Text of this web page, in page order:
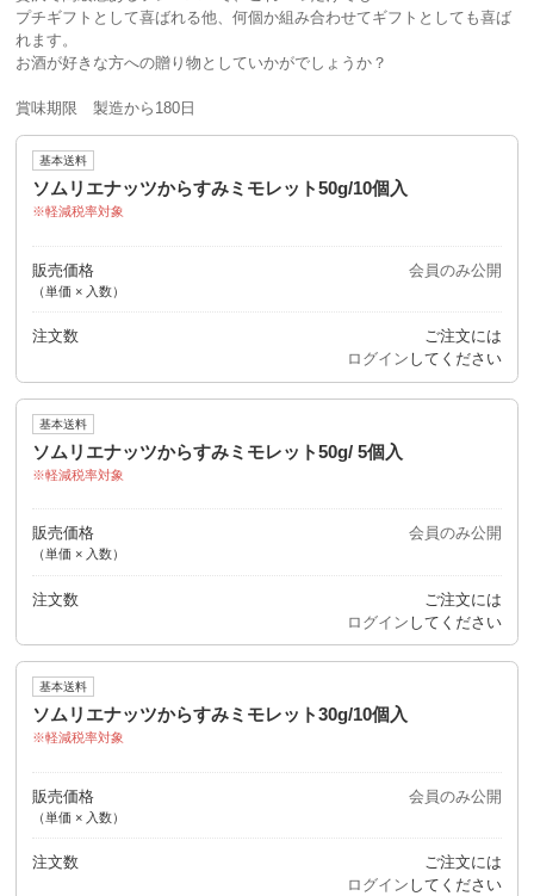
プチギフトとして喜ばれる他、何個か組み合わせてギフトとしても喜ば
れます。
お酒が好きな方への贈り物としていかがでしょうか？
賞味期限 製造から180日
基本送料
ソムリエナッツからすみミモレット50g/10個入
軽減税率対象
販売価格
（単価 × 入数）
会員のみ公開
注文数
ご注文には
ログイン してください
基本送料
ソムリエナッツからすみミモレット50g/ 5個入
軽減税率対象
販売価格
（単価 × 入数）
会員のみ公開
注文数
ご注文には
ログイン してください
基本送料
ソムリエナッツからすみミモレット30g/10個入
軽減税率対象
販売価格
（単価 × 入数）
会員のみ公開
注文数
ご注文には
ログイン してください